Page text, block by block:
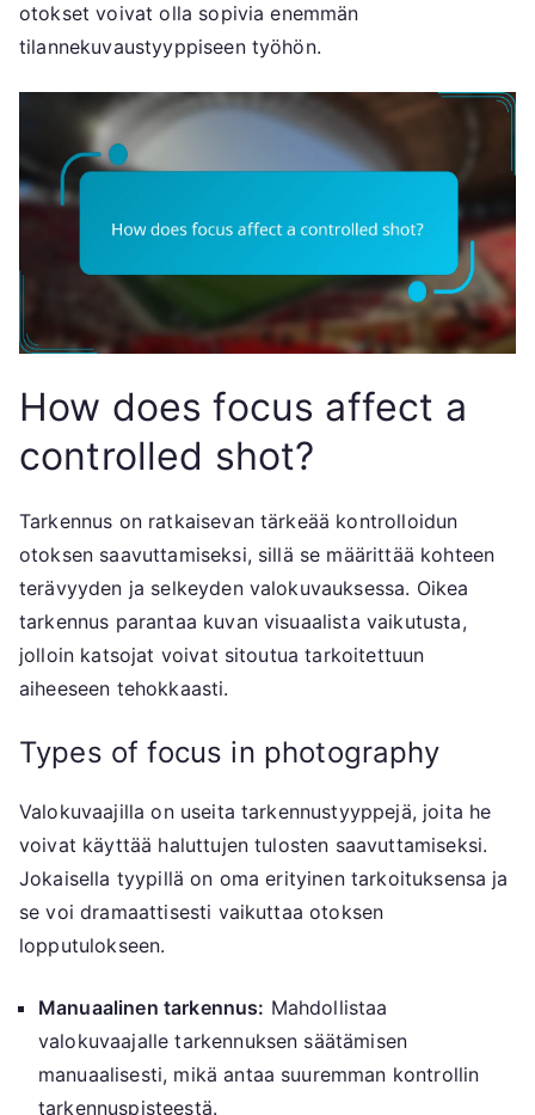
otokset voivat olla sopivia enemmän
tilannekuvaustyyppiseen työhön.
How does focus affect a
controlled shot?
Tarkennus on ratkaisevan tärkeää kontrolloidun
otoksen saavuttamiseksi, sillä se määrittää kohteen
terävyyden ja selkeyden valokuvauksessa. Oikea
tarkennus parantaa kuvan visuaalista vaikutusta,
jolloin katsojat voivat sitoutua tarkoitettuun
aiheeseen tehokkaasti.
Types of focus in photography
Valokuvaajilla on useita tarkennustyyppejä, joita he
voivat käyttää haluttujen tulosten saavuttamiseksi.
Jokaisella tyypillä on oma erityinen tarkoituksensa ja
se voi dramaattisesti vaikuttaa otoksen
lopputulokseen.
Manuaalinen tarkennus: Mahdollistaa
valokuvaajalle tarkennuksen säätämisen
manuaalisesti, mikä antaa suuremman kontrollin
tarkennuspisteestä.